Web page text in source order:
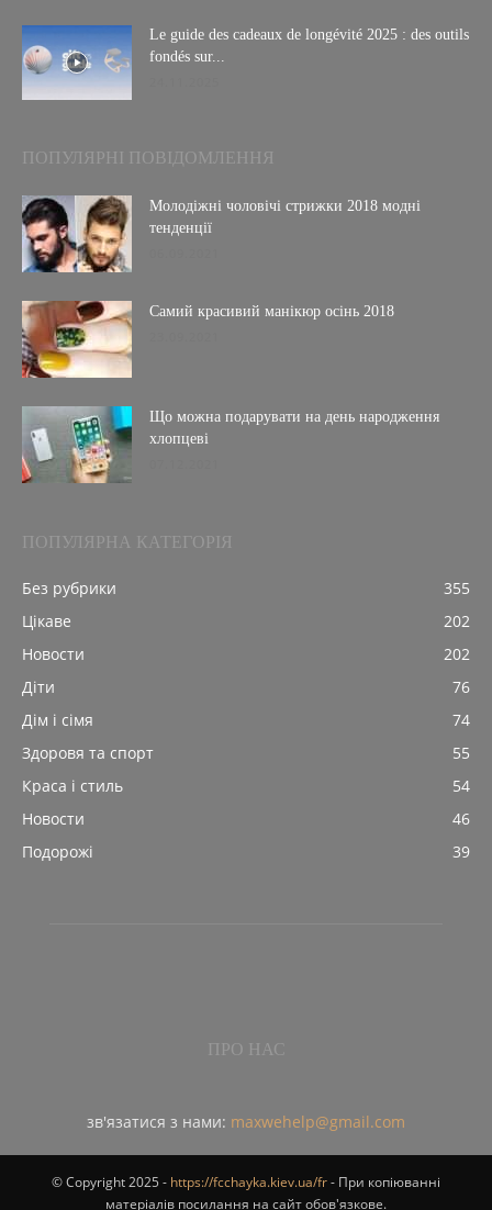
Le guide des cadeaux de longévité 2025 : des outils
fondés sur...
ПОПУЛЯРНІ ПОВІДОМЛЕННЯ
Молодіжні чоловічі стрижки 2018 модні
тенденції
Самий красивий манікюр осінь 2018
Що можна подарувати на день народження
хлопцеві
ПОПУЛЯРНА КАТЕГОРІЯ
Без рубрики
355
Цікаве
202
Новости
202
Діти
76
Дім і сімя
74
Здоровя та спорт
55
Краса і стиль
54
Новости
46
Подорожі
39
ПРО НАС
зв'язатися з нами: maxwehelp@gmail.com
© Copyright 2025 - https://fcchayka.kiev.ua/fr- При копіюванні
матеріалів посилання на сайт обов'язкове.